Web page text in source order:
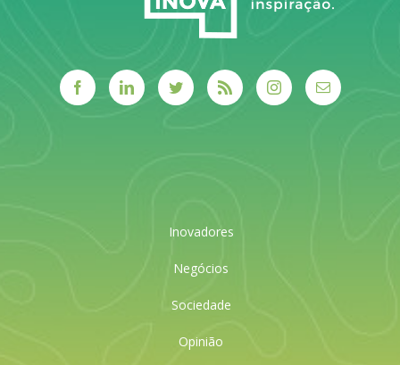
Inovadores
Negócios
Sociedade
Opinião